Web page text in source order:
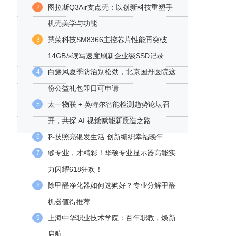
2
图拉斯Q3Air支点壳：以创新科技重塑手
机壳美学与功能
3
慧荣科技SM8366主控芯片性能再突破
14GB/s读写速度刷新企业级SSD记录
4
白癜风夏季防治别松劲，北京国丹医院这
份公益礼包即日可申请
5
太一物联 + 英特尔智能检测趋势论坛召
开，共探 AI 视觉赋能新质造之路
6 科技照亮银发生活 创新编织幸福晚年
7
够专业，才精彩！华硕专业显示器高能实
力闪耀618狂欢！
8
除甲醛净化器如何选购好？专业分解甲醛
机器值得推荐
9
上海中华职业技术学院：百年职教，焕新
启航